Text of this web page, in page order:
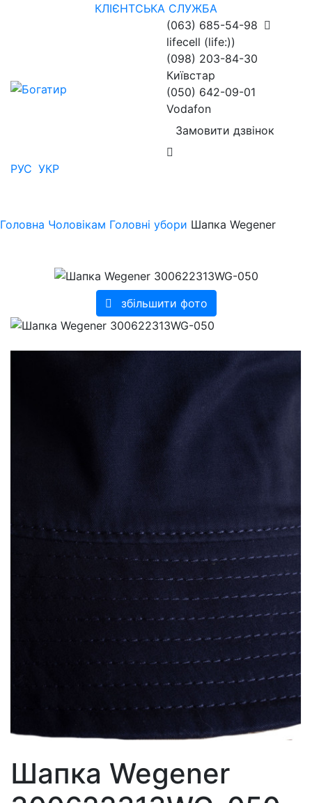
КЛІЄНТСЬКА СЛУЖБА
(063) 685-54-98
lifecell (life:))
(098) 203-84-30
Київстар
(050) 642-09-01
Vodafon
Замовити дзвінок
РУС УКР
Головна Чоловікам Головні убори Шапка Wegener
збільшити фото
Шапка Wegener